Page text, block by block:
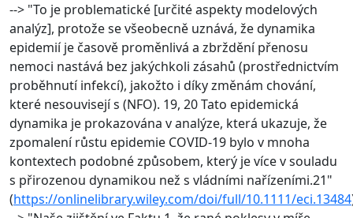
--> "To je problematické [určité aspekty modelových
analýz], protože se všeobecně uznává, že dynamika
epidemií je časově proměnlivá a zbrždění přenosu
nemoci nastává bez jakýchkoli zásahů (prostřednictvím
proběhnutí infekcí), jakožto i díky změnám chování,
které nesouvisejí s (NFO). 19, 20 Tato epidemická
dynamika je prokazována v analýze, která ukazuje, že
zpomalení růstu epidemie COVID‐19 bylo v mnoha
kontextech podobné způsobem, který je více v souladu
s přirozenou dynamikou než s vládními nařízeními.21"
(https://onlinelibrary.wiley.com/doi/full/10.1111/eci.13484